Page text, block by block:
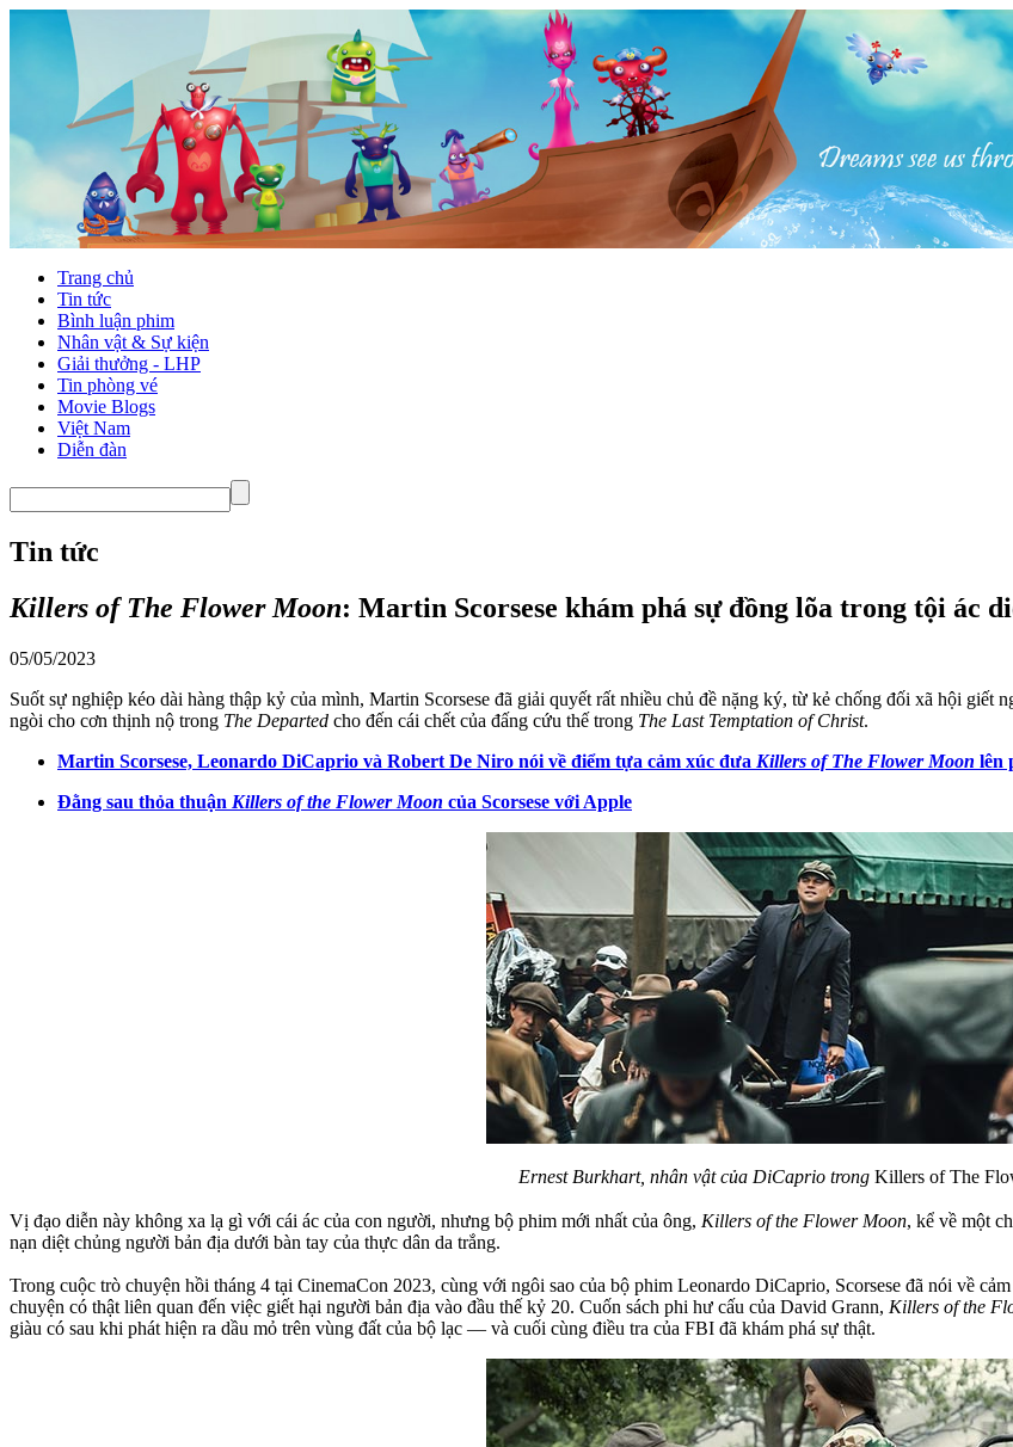
Trang chủ
Tin tức
Bình luận phim
Nhân vật & Sự kiện
Giải thưởng - LHP
Tin phòng vé
Movie Blogs
Việt Nam
Diễn đàn
Tin tức
Killers of The Flower Moon: Martin Scorsese khám phá sự đồng lõa trong tội ác
05/05/2023
Suốt sự nghiệp kéo dài hàng thập kỷ của mình, Martin Scorsese đã giải quyết rất nhiều chủ đề nặng ký, từ kẻ chống đối xã hội giết
ngòi cho cơn thịnh nộ trong The Departed cho đến cái chết của đấng cứu thế trong The Last Temptation of Christ.
Martin Scorsese, Leonardo DiCaprio và Robert De Niro nói về điểm tựa cảm xúc đưa Killers of The Flower Moon lên
Đằng sau thỏa thuận Killers of the Flower Moon của Scorsese với Apple
Ernest Burkhart, nhân vật của DiCaprio trongKillers of The
Vị đạo diễn này không xa lạ gì với cái ác của con người, nhưng bộ phim mới nhất của ông, Killers of the Flower Moon, kể về một
nạn diệt chủng người bản địa dưới bàn tay của thực dân da trắng.
Trong cuộc trò chuyện hồi tháng 4 tại CinemaCon 2023, cùng với ngôi sao của bộ phim Leonardo DiCaprio, Scorsese đã nói về
chuyện có thật liên quan đến việc giết hại người bản địa vào đầu thế kỷ 20. Cuốn sách phi hư cấu của David Grann, Killers of the
giàu có sau khi phát hiện ra dầu mỏ trên vùng đất của bộ lạc — và cuối cùng điều tra của FBI đã khám phá sự thật.